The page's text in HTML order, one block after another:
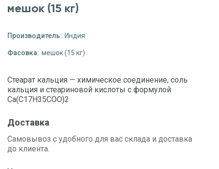
мешок (15 кг)
Производитель: Индия
Фасовка: мешок (15 кг)
Стеарат кальция — химическое соединение, соль
кальция и стеариновой кислоты с формулой
Ca(C17H35COO)2
Доставка
Самовывоз с удобного для вас склада и доставка
до клиента.